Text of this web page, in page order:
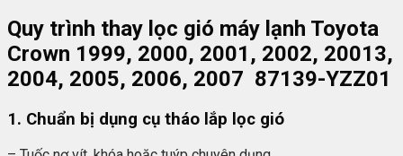
Quy trình thay lọc gió máy lạnh Toyota
Crown 1999, 2000, 2001, 2002, 20013,
2004, 2005, 2006, 2007 87139-YZZ01
1. Chuẩn bị dụng cụ tháo lắp lọc gió